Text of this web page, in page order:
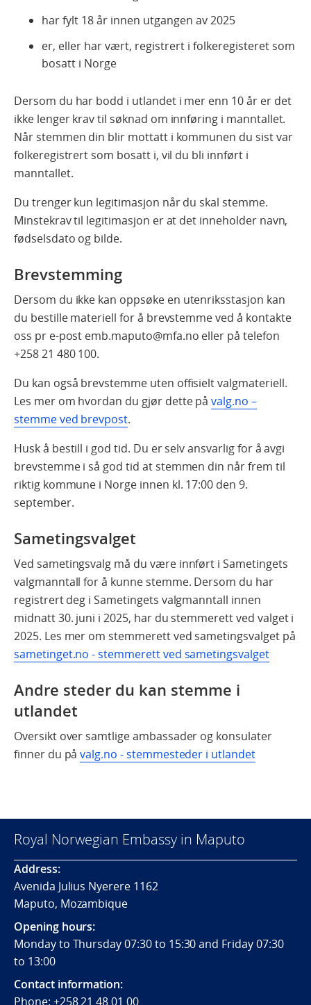
har fylt 18 år innen utgangen av 2025
er, eller har vært, registrert i folkeregisteret som
bosatt i Norge
Dersom du har bodd i utlandet i mer enn 10 år er det
ikke lenger krav til søknad om innføring i manntallet.
Når stemmen din blir mottatt i kommunen du sist var
folkeregistrert som bosatt i, vil du bli innført i
manntallet.
Du trenger kun legitimasjon når du skal stemme.
Minstekrav til legitimasjon er at det inneholder navn,
fødselsdato og bilde.
Brevstemming
Dersom du ikke kan oppsøke en utenriksstasjon kan
du bestille materiell for å brevstemme ved å kontakte
oss pr e-post emb.maputo@mfa.no eller på telefon
+258 21 480 100.
Du kan også brevstemme uten offisielt valgmateriell.
Les mer om hvordan du gjør dette påvalg.no –
stemme ved brevpost.
Husk å bestill i god tid. Du er selv ansvarlig for å avgi
brevstemme i så god tid at stemmen din når frem til
riktig kommune i Norge innen kl. 17:00 den 9.
september.
Sametingsvalget
Ved sametingsvalg må du være innført i Sametingets
valgmanntall for å kunne stemme. Dersom du har
registrert deg i Sametingets valgmanntall innen
midnatt 30. juni i 2025, har du stemmerett ved valget i
2025. Les mer om stemmerett ved sametingsvalget på
sametinget.no - stemmerett ved sametingsvalget
Andre steder du kan stemme i
utlandet
Oversikt over samtlige ambassader og konsulater
finner du påvalg.no - stemmesteder i utlandet
Royal Norwegian Embassy in Maputo
Address:
Avenida Julius Nyerere 1162
Maputo, Mozambique
Opening hours:
Monday to Thursday 07:30 to 15:30 and Friday 07:30
to 13:00
Contact information:
Phone: +258 21 48 01 00